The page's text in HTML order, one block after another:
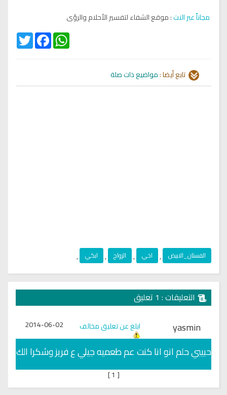
مجاناً عبر النت: موقع الشفاء لتفسير الأحلام والرؤى
Twitter
FacebookWhatsApp
تابع أيضا :مواضيع ذات صلة
الفستان_الابيض , اخي , الزواج , ابكي ,
التعليقات : 1 تعليق
yasmin ابلغ عن تعليق مخالف 2014-06-02
حبيبي حلم انو انا كنت عم طعميه جيلي ع فريز وشكرا الك
[
]